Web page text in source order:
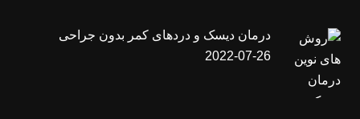
درمان دیسک و دردهای کمر بدون جراحی
2022-07-26